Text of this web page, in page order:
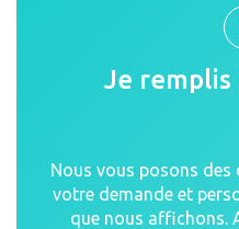
Je remplis
Nous vous posons
votre demande et
que nous affichons.